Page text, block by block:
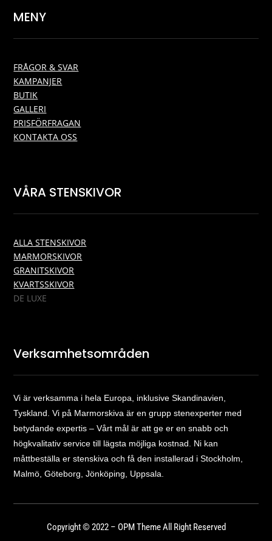
MENY
FRÅGOR & SVAR
KAMPANJER
BUTIK
GALLERI
PRISFÖRFRAGAN
KONTAKTA OSS
VÅRA STENSKIVOR
ALLA STENSKIVOR
MARMORSKIVOR
GRANITSKIVOR
KVARTSSKIVOR
DE LUXE
Verksamhetsområden
Vi är verksamma i hela Europa, inklusive Skandinavien,
Tyskland. Vi på Marmorskiva är en grupp stenexperter med
betydande expertis – Vårt mål är att ge er en snabb och
högkvalitativ service till lägsta möjliga kostnad. Ni kan
måttbeställa er stenskiva och få den installerad i Stockholm,
Malmö, Göteborg, Jönköping, Uppsala.
Copyright © 2022 – OPM Theme All Right Reserved